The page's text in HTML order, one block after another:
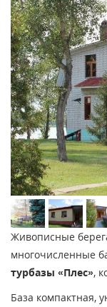
Живописные
многочисленные
турбазы «Плес»,
База компактная,